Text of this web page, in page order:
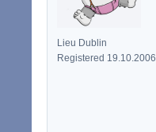
Lieu Dublin
Registered 19.10.2006